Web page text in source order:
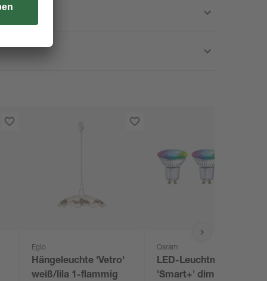
Eglo
Hängeleuchte 'Vetro'
weiß/lila 1-flammig
Osram
LED-Leuchtmittelset
'Smart+' dimmbar